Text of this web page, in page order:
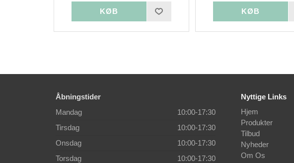
Åbningstider
Mandag
10:00-17:30
Tirsdag
10:00-17:30
Onsdag
10:00-17:30
Torsdag
10:00-17:30
Nyttige Links
Hjem
Produkter
Tilbud
Nyheder
Om Os